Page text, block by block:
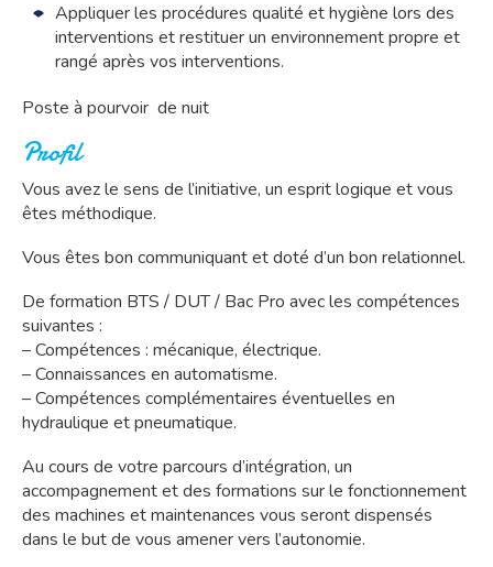
Appliquer les procédures qualité et hygiène lors des
interventions et restituer un environnement propre et
rangé après vos interventions.
Poste à pourvoir de nuit
Profil
Vous avez le sens de l’initiative, un esprit logique et vous
êtes méthodique.
Vous êtes bon communiquant et doté d’un bon relationnel.
De formation BTS / DUT / Bac Pro avec les compétences
suivantes :
– Compétences : mécanique, électrique.
– Connaissances en automatisme.
– Compétences complémentaires éventuelles en
hydraulique et pneumatique.
Au cours de votre parcours d’intégration, un
accompagnement et des formations sur le fonctionnement
des machines et maintenances vous seront dispensés
dans le but de vous amener vers l’autonomie.